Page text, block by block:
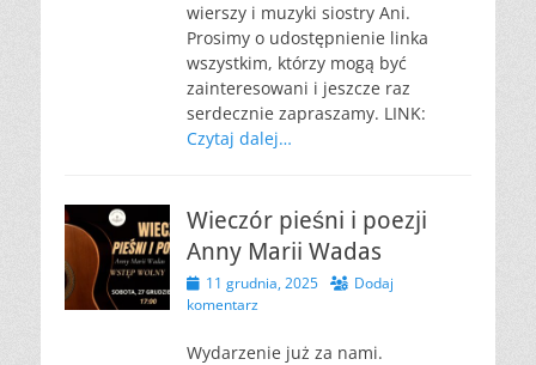
wierszy i muzyki siostry Ani.
Prosimy o udostępnienie linka
wszystkim, którzy mogą być
zainteresowani i jeszcze raz
serdecznie zapraszamy. LINK:
Czytaj dalej…
Wieczór pieśni i poezji
Anny Marii Wadas
Opublikowano
11 grudnia, 2025
Dodaj
komentarz
Wydarzenie już za nami.